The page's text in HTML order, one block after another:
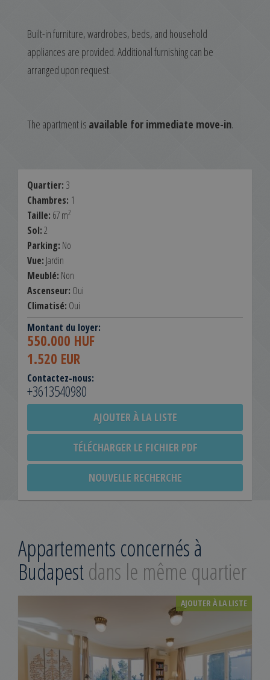
Built-in furniture, wardrobes, beds, and household
appliances are provided. Additional furnishing can be
arranged upon request.
The apartment is available for immediate move-in.
Quartier: 3
Chambres: 1
Taille: 67 m2
Sol:2
Parking: No
Vue: Jardin
Meublé: Non
Ascenseur: Oui
Climatisé: Oui
Montant du loyer:
550.000 HUF
1.520 EUR
Contactez-nous:
+3613540980
AJOUTER À LA LISTE
TÉLÉCHARGER LE FICHIER PDF
NOUVELLE RECHERCHE
Appartements concernés à
Budapestdans le même quartier
AJOUTER À LA LISTE